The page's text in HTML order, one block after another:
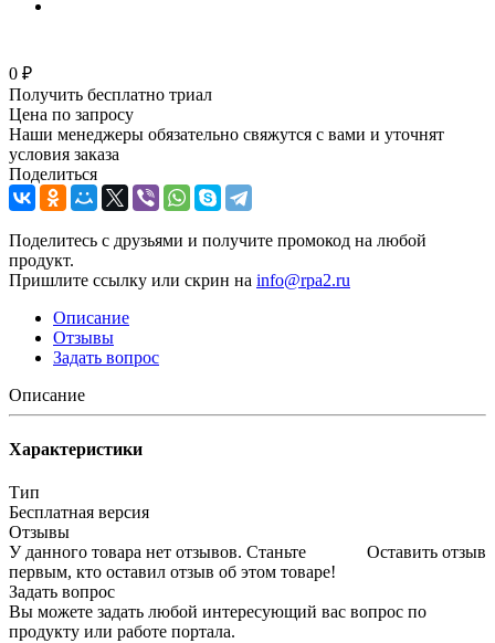
0 ₽
Получить бесплатно триал
Цена по запросу
Наши менеджеры обязательно свяжутся с вами и уточнят
условия заказа
Поделиться
Поделитесь с друзьями и получите промокод на любой
продукт.
Пришлите ссылку или скрин на info@rpa2.ru
Описание
Отзывы
Задать вопрос
Описание
Характеристики
Тип
Бесплатная версия
Отзывы
Оставить отзыв
У данного товара нет отзывов. Станьте
первым, кто оставил отзыв об этом товаре!
Задать вопрос
Вы можете задать любой интересующий вас вопрос по
продукту или работе портала.